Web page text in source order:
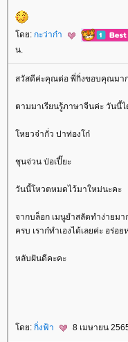
ดย: กะว่าก๋า
น.
สวัสดีค่ะคุณต่อ พี่กิ่งขอบคุณมา
ตามมาเรียนรู้ภาษาจีนค่ะ วันนี้
หยวจ๋ากั่ว ปาท่องโก๋
ชุนจ่วน ป่อเปี๊ยะ
วันนี้โหวตหมดไว้มาใหม่นะคะ
จากบล็อก เมนูยำสลัดทำง่ายมา
ครบ เราก๋ทำเองได้เลยค่ะ อร่
หลับฝันดีคะคะ
ดย: กิ่งฟ้า 8 เมษายน